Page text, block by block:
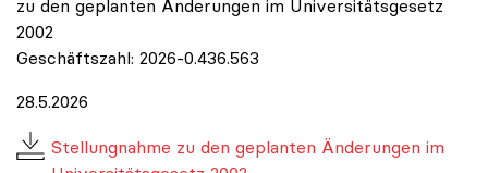
zu den geplanten Änderungen im Universitätsgesetz
2002
Geschäftszahl: 2026-0.436.563
28.5.2026
Stellungnahme zu den geplanten Änderungen im